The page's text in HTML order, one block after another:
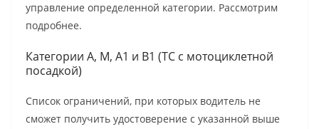
управление определенной категории. Рассмотрим
подробнее.
Категории A, M, A1 и B1 (ТС с мотоциклетной
посадкой)
Список ограничений, при которых водитель не
сможет получить удостоверение с указанной выше